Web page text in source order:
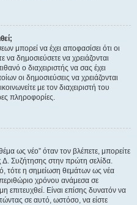
μπορεί να έχει αποφασίσει ότι οι
δημοσιεύσετε να χρειάζονται
ο διαχειριστής να σας έχει
οι δημοσιεύσεις να χρειάζονται
με τον διαχειριστή του
πληροφορίες.
ως νέο” όταν τον βλέπετε, μπορείτε
Δ. Συζήτησης στην πρώτη σελίδα.
τότε η σημείωση θεμάτων ως νέα
χρόνου ανάμεσα σε
επιτευχθεί. Είναι επίσης δυνατόν να
σε αυτό, ωστόσο, να είστε